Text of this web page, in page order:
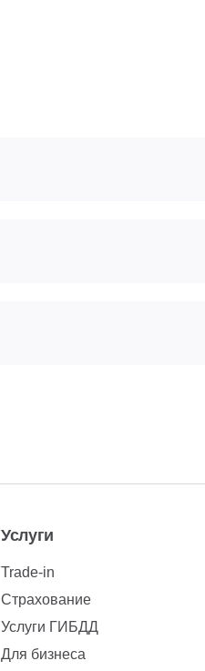
Услуги
Trade-in
Страхование
Услуги ГИБДД
Для бизнеса